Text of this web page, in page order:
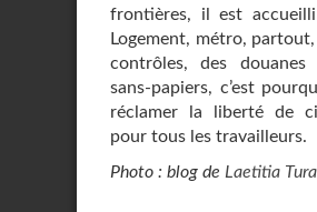
frontières, il est
Logement, métro,
contrôles, des
sans-papiers, c’est
réclamer la liberté de
pour tous les travailleurs.
Photo : blog de Laetitia Tura